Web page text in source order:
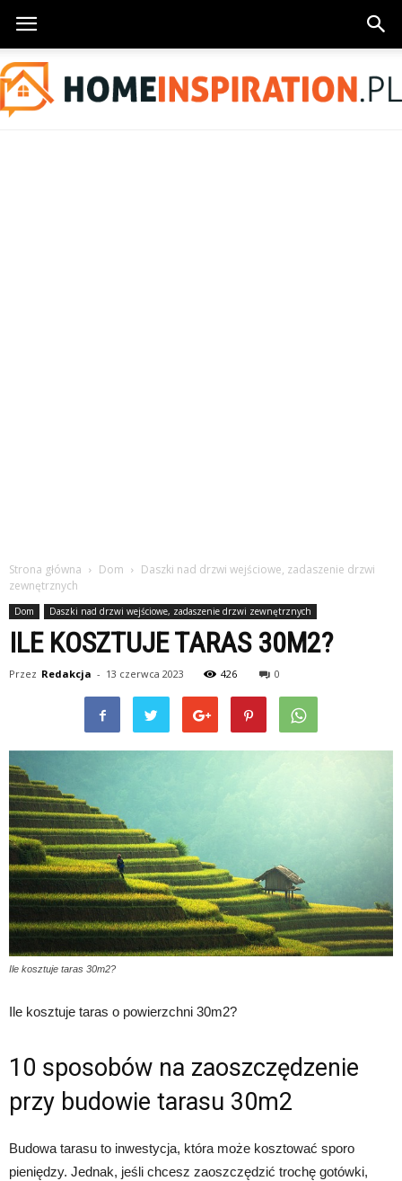
Strona główna Dom
Daszki nad drzwi wejściowe, zadaszenie drzwi
zewnętrznych
Dom Daszki nad drzwi wejściowe, zadaszenie drzwi zewnętrznych
ILE KOSZTUJE TARAS 30M2?
Przez Redakcja - 13 czerwca 2023 426 0
Ile kosztuje taras 30m2?
Ile kosztuje taras o powierzchni 30m2?
10 sposobów na zaoszczędzenie
przy budowie tarasu 30m2
Budowa tarasu to inwestycja, która może kosztować sporo
pieniędzy. Jednak, jeśli chcesz zaoszczędzić trochę gotówki,